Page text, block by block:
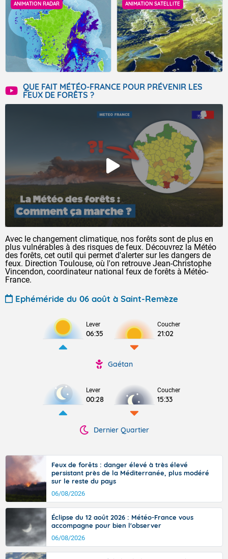
ANIMATION RADAR ANIMATION SATELLITE
QUE FAIT MÉTÉO-FRANCE POUR PRÉVENIR LES
FEUX DE FORÊTS ?
Avec le changement climatique, nos forêts sont de plus en
plus vulnérables à des risques de feux. Découvrez la Météo
des forêts, cet outil qui permet d'alerter sur les dangers de
feux. Direction Toulouse, où l'on retrouve Jean-Christophe
Vincendon, coordinateur national feux de forêts à Météo-
France.
Ephéméride du 06 août à Saint-Remèze
Lever
06:35
Coucher
21:02
Gaétan
Lever
00:28
Coucher
15:33
Dernier Quartier
Feux de forêts : danger élevé à très élevé
persistant près de la Méditerranée, plus modéré
sur le reste du pays
06/08/2026
Éclipse du 12 août 2026 : Météo-France vous
accompagne pour bien l'observer
06/08/2026